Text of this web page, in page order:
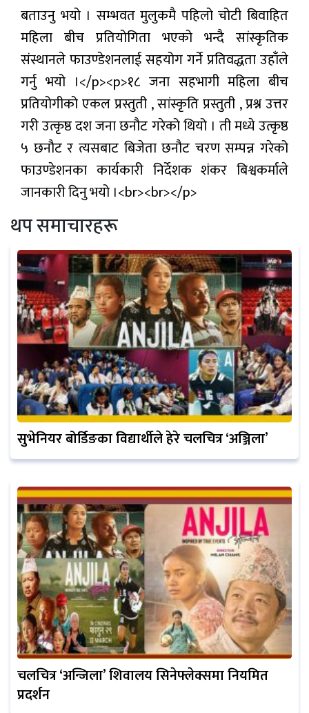
बताउनु भयो । सम्भवत मुलुकमै पहिलो चोटी बिवाहित
महिला बीच प्रतियोगिता भएको भन्दै सांस्कृतिक
संस्थानले फाउण्डेशनलाई सहयोग गर्ने प्रतिवद्धता उहाँले
गर्नु भयो ।</p><p>१८ जना सहभागी महिला बीच
प्रतियोगीको एकल प्रस्तुती , सांस्कृति प्रस्तुती , प्रश्न उत्तर
गरी उत्कृष्ठ दश जना छनौट गरेको थियो । ती मध्ये उत्कृष्ठ
५ छनौट र त्यसबाट बिजेता छनौट चरण सम्पन्न गरेको
फाउण्डेशनका कार्यकारी निर्देशक शंकर बिश्वकर्माले
जानकारी दिनु भयो ।<br><br></p>
थप समाचारहरू
सुभेनियर बोर्डिङका विद्यार्थीले हेरे चलचित्र ‘अञ्जिला’
चलचित्र ‘अन्जिला’ शिवालय सिनेफ्लेक्समा नियमित
प्रदर्शन